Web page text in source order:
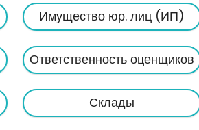
Имущество юр. лиц (ИП)
Ответственность оценщиков
Склады